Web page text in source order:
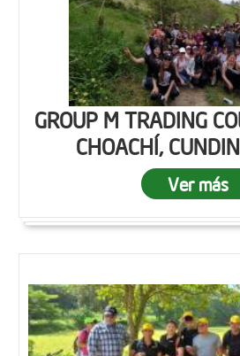
GROUP M TRADING
CHOACHÍ,
Ver más